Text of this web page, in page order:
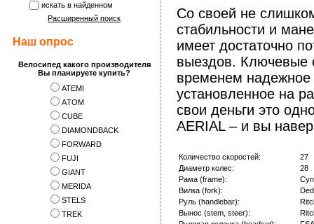
искать в найденном
Расширенный поиск
Наш опрос
Велосипед какого производителя
Вы планируете купить?
ATEMI
АTOM
CUBE
DIAMONDBACK
FORWARD
FUJI
GIANT
MERIDA
STELS
TREK
Со своей не
стабильности и
имеет достаточно
выездов. Ключевые
временем надежное
установленное на
свои деньги это
AERIAL – и вы
Количество скоростей:
27
Диаметр колес:
28
Рама (frame):
Вилка (fork):
Руль (handlebar):
Вынос (stem, steer):